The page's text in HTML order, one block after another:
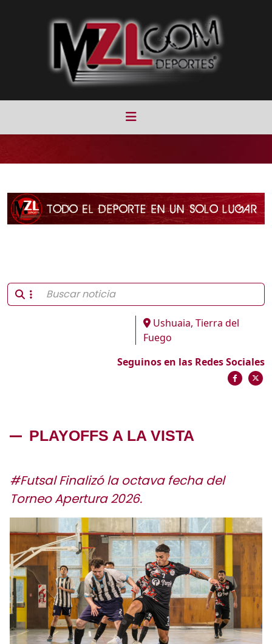
Ushuaia, Tierra del
Fuego
Seguinos en las Redes Sociales
PLAYOFFS A LA VISTA
#Futsal Finalizó la octava fecha del
Torneo Apertura 2026.